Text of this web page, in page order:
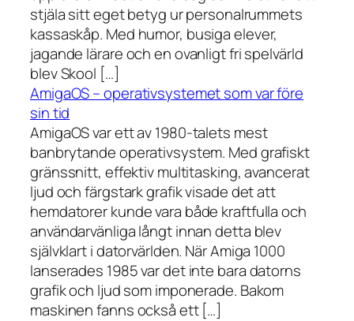
stjäla sitt eget betyg ur personalrummets
kassaskåp. Med humor, busiga elever,
jagande lärare och en ovanligt fri spelvärld
blev Skool […]
AmigaOS – operativsystemet som var före
sin tid
AmigaOS var ett av 1980-talets mest
banbrytande operativsystem. Med grafiskt
gränssnitt, effektiv multitasking, avancerat
ljud och färgstark grafik visade det att
hemdatorer kunde vara både kraftfulla och
användarvänliga långt innan detta blev
självklart i datorvärlden. När Amiga 1000
lanserades 1985 var det inte bara datorns
grafik och ljud som imponerade. Bakom
maskinen fanns också ett […]